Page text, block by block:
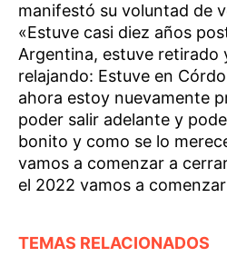
manifestó su voluntad de
«Estuve casi diez años
Argentina, estuve retirado
relajando: Estuve en
ahora estoy nuevamente
poder salir adelante y
bonito y como se lo
vamos a comenzar a
el 2022 vamos a
TEMAS RELACIONADOS